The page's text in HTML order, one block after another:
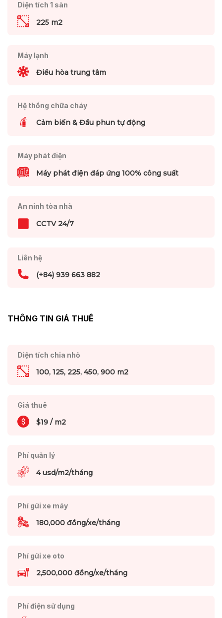
Diện tích 1 sàn
225 m2
Máy lạnh
Điều hòa trung tâm
Hệ thống chữa cháy
Cảm biến & Đầu phun tự động
Máy phát điện
Máy phát điện đáp ứng 100% công suất
An ninh tòa nhà
CCTV 24/7
Liên hệ
(+84) 939 663 882
THÔNG TIN GIÁ THUÊ
Diện tích chia nhỏ
100, 125, 225, 450, 900 m2
Giá thuê
$19 / m2
Phí quản lý
4 usd/m2/tháng
Phí gửi xe máy
180,000 đồng/xe/tháng
Phí gửi xe oto
2,500,000 đồng/xe/tháng
Phí điện sử dụng